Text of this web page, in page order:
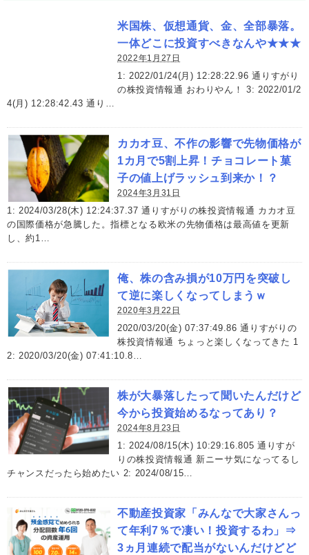
米国株、仮想通貨、金、全部暴落。
一体どこに投資すべきなんや★★★
2022年1月27日
1: 2022/01/24(月) 12:28:22.96 通りすがり
の株投資情報通 おわりやん！ 3: 2022/01/2
4(月) 12:28:42.43 通り…
カカオ豆、不作の影響で先物価格が
1カ月で5割上昇！チョコレート菓
子の値上げラッシュ到来か！？
2024年3月31日
1: 2024/03/28(木) 12:24:37.37 通りすがりの株投資情報通 カカオ豆
の国際価格が急騰した。指標となる欧米の先物価格は最高値を更新
し、約1…
俺、株の含み損が10万円を突破し
て逆に楽しくなってしまうｗ
2020年3月22日
2020/03/20(金) 07:37:49.86 通りすがりの
株投資情報通 ちょっと楽しくなってきた 1
2: 2020/03/20(金) 07:41:10.8…
株が大暴落したって聞いたんだけど
今から投資始めるなってあり？
2024年8月23日
1: 2024/08/15(木) 10:29:16.805 通りすが
りの株投資情報通 新ニーサ気になってるし
チャンスだったら始めたい 2: 2024/08/15…
不動産投資家「みんなで大家さんっ
て年利7％で凄い！投資するわ」⇒
3ヵ月連続で配当がないんだけどど